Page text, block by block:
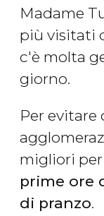
Madame
più visitati
c'è molta
giorno.
Per evitare
migliori per
prime ore
di pranzo.